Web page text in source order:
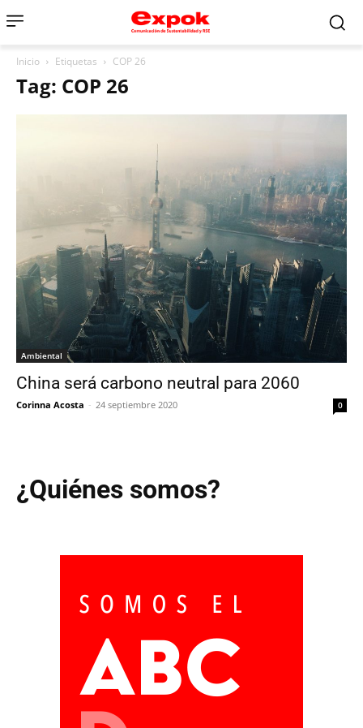
Inicio Etiquetas COP 26
Tag: COP 26
Ambiental
China será carbono neutral para 2060
Corinna Acosta - 24 septiembre 2020 0
¿Quiénes somos?